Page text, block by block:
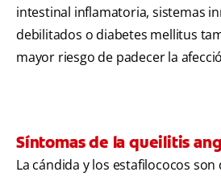
intestinal inflamatoria, sistemas
debilitados o diabetes mellitus
mayor riesgo de padecer la
Síntomas de la queilitis
La cándida y los estafilococos son